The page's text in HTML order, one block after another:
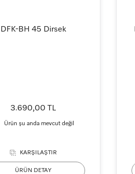
DFK-BH 45 Dirsek
3.690,00 TL
Ürün şu anda mevcut değil
KARŞILAŞTIR
ÜRÜN DETAY